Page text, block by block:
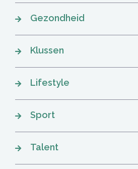
Gezondheid
Klussen
Lifestyle
Sport
Talent